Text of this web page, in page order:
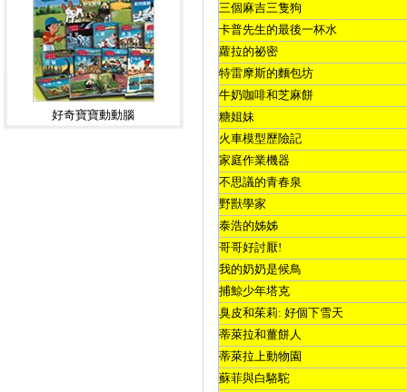
好奇寶寶動動腦
三個麻吉三隻狗
卡普先生的最後一杯水
蘿拉的祕密
特雷摩斯的麵包坊
牛奶咖啡和芝麻餅
糖姐妹
火車模型歷險記
家庭作業機器
不思議的青春泉
野獸學家
泰浩的姊姊
哥哥好討厭!
我的奶奶是候鳥
捕鯨少年塔克
臭皮和茱莉: 好個下雪天
蒂萊拉和薑餅人
蒂萊拉上動物園
蘇菲與白駱駝